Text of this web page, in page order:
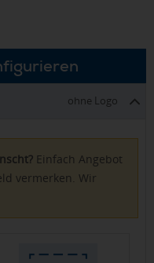
ohne Logo
Einfach Angebot
vermerken. Wir